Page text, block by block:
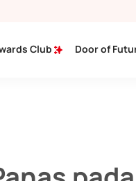
Club Door of